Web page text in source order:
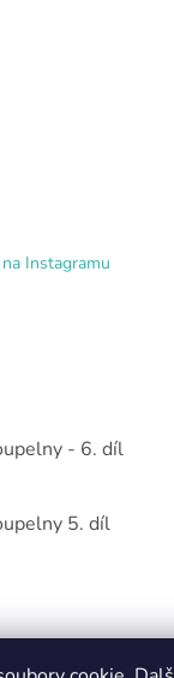
Instagramu
- 6. díl
5. díl